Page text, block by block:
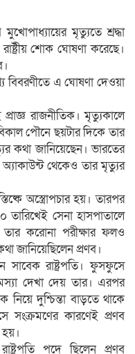
মৃত্যুতে শ্রদ্ধা
শোক ঘোষণা করেছে।
এ ঘোষণা দেওয়া
রাজনীতিক। মৃত্যুকালে
পৌনে ছয়টার দিকে তার
কথা জানিয়েছেন। ভারতের
অ্যাকাউন্ট থেকেও তার মৃত্যুর
অস্ত্রোপচার হয়। তারপর
সেনা হাসপাতালে
করোনা পরীক্ষার ফলও
জানিয়েছিলেন প্রণব।
সাবেক রাষ্ট্রপতি। ফুসফুসে
দেখা দেয় তার। এরপর
দুশ্চিন্তা বাড়তে থাকে
সংক্রমণের কারণেই প্রণব
পদে ছিলেন প্রণব